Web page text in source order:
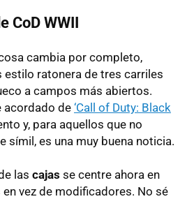
CoD WWII
cambia por completo,
estilo ratonera de tres carriles
a campos más abiertos.
acordado de ‘Call of Duty: Black
y, para aquellos que no
símil, es una muy buena noticia.
las cajas se centre ahora en
vez de modificadores. No sé